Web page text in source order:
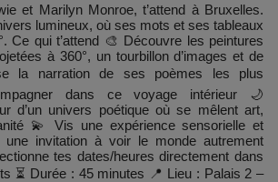
et Marilyn Monroe, t’attend à Bruxelles.
lumineux, où ses mots et ses tableaux
Ce qui t’attend 🎨 Découvre les peintures
à 360°, un tourbillon d’images et de
la narration de ses poèmes les plus
dans ce voyage intérieur 🌙
d’un univers poétique où se mêlent art,
💫 Vis une expérience sensorielle et
une invitation à voir le monde autrement
tes dates/heures directement dans
⏳ Durée : 45 minutes 📍 Lieu : Palais 2 –